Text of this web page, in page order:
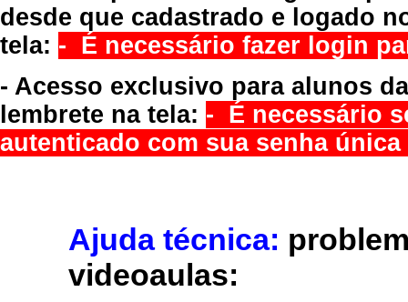
desde que cadastrado e logado
tela: - É necessário fazer login
- Acesso exclusivo para alunos
lembrete na tela: - É necessário
autenticado com sua senha
Ajuda técnica:
videoaulas: